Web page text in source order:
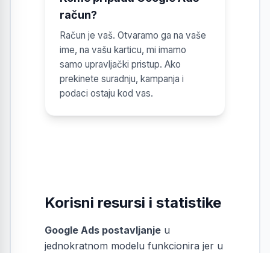
račun?
Račun je vaš. Otvaramo ga na vaše
ime, na vašu karticu, mi imamo
samo upravljački pristup. Ako
prekinete suradnju, kampanja i
podaci ostaju kod vas.
Korisni resursi i statistike
Google Ads postavljanje u
jednokratnom modelu funkcionira jer u